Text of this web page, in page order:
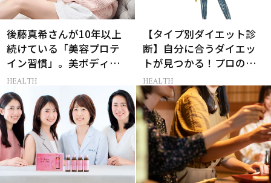
後藤真希さんが10年以上
続けている「美容プロテ
イン習慣」。美ボディを
支える朝ルーティンと
は？
HEALTH
【タイプ別ダイエット診
断】自分に合うダイエッ
トが見つかる！プロの教
える体質別ダイエット方
法
HEALTH